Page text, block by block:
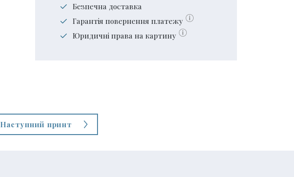
Безпечна доставка
Гарантія повернення платежу
Юридичні права на картину
Наступний принт